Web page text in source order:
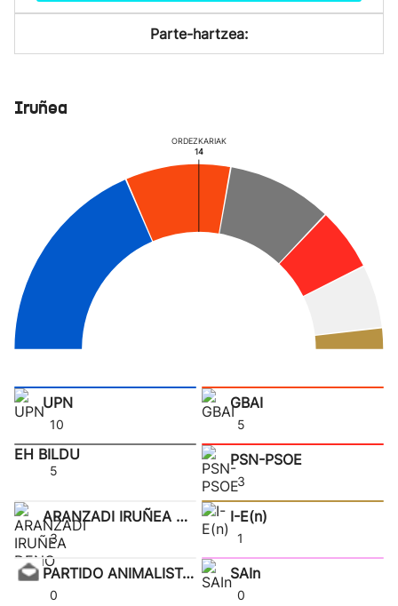
Parte-hartzea:
Iruñea
14
ORDEZKARIAK
UPN
10
GBAI
5
EH BILDU
5
PSN-PSOE
3
ARANZADI IRUÑEA DENO
3
I-E(n)
1
PARTIDO ANIMALISTA C
0
SAIn
0